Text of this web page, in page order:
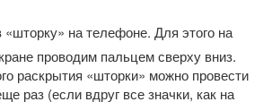
на телефоне. Для этого на
проводим пальцем сверху вниз.
раскрытия «шторки» можно провести
раз (если вдруг все значки, как на